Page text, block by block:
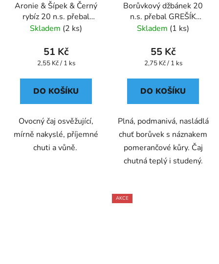
Aronie & Šípek & Černý
rybíz 20 n.s. přebal
GREŠÍK Ovocný čaj
Skladem (2 ks)
51 Kč
Měrná
2,55 Kč / 1 ks
DO KOŠÍKU
Ovocný čaj osvěžující,
mírně nakyslé, příjemné
chuti a vůně.
Borůvkový džbánek 20
n.s. přebal GREŠÍK
Ovocný čaj
Skladem (1 ks)
55 Kč
Měrná
2,75 Kč / 1 ks
DO KOŠÍKU
Plná, podmanivá, nasládlá
chuť borůvek s náznakem
pomerančové kůry. Čaj
chutná teplý i studený.
AKCE